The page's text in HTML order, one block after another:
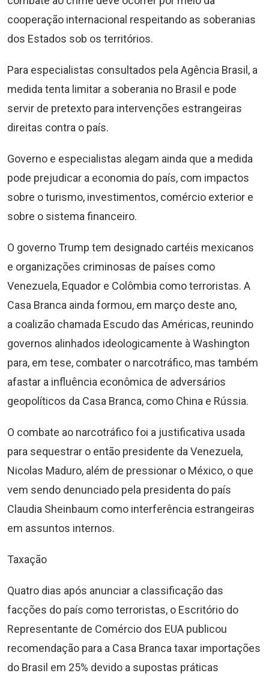
cooperação internacional respeitando as soberanias
dos Estados sob os territórios.
Para especialistas consultados pela Agência Brasil, a
medida tenta limitar a soberania no Brasil e pode
servir de pretexto para intervenções estrangeiras
direitas contra o país.
Governo e especialistas alegam ainda que a medida
pode prejudicar a economia do país, com impactos
sobre o turismo, investimentos, comércio exterior e
sobre o sistema financeiro.
O governo Trump tem designado cartéis mexicanos
e organizações criminosas de países como
Venezuela, Equador e Colômbia como terroristas. A
Casa Branca ainda formou, em março deste ano,
a coalizão chamada Escudo das Américas, reunindo
governos alinhados ideologicamente à Washington
para, em tese, combater o narcotráfico, mas também
afastar a influência econômica de adversários
geopolíticos da Casa Branca, como China e Rússia.
O combate ao narcotráfico foi a justificativa usada
para sequestrar o então presidente da Venezuela,
Nicolas Maduro, além de pressionar o México, o que
vem sendo denunciado pela presidenta do país
Claudia Sheinbaum como interferência estrangeiras
em assuntos internos.
Taxação
Quatro dias após anunciar a classificação das
facções do país como terroristas, o Escritório do
Representante de Comércio dos EUA publicou
recomendação para a Casa Branca taxar importações
do Brasil em 25% devido a supostas práticas